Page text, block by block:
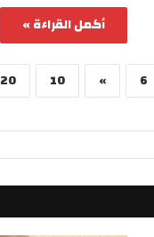
أكمل القراءة »
6
»
10
20